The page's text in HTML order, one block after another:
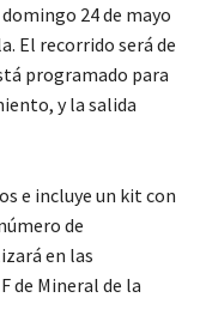
24 de mayo
El recorrido será de
programado para
y la salida
e incluye un kit con
de
en las
de Mineral de la